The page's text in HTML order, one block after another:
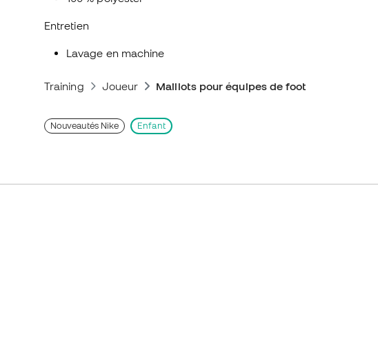
Entretien
Lavage en machine
Training Joueur Maillots pour équipes de foot
Nouveautés Nike Enfant